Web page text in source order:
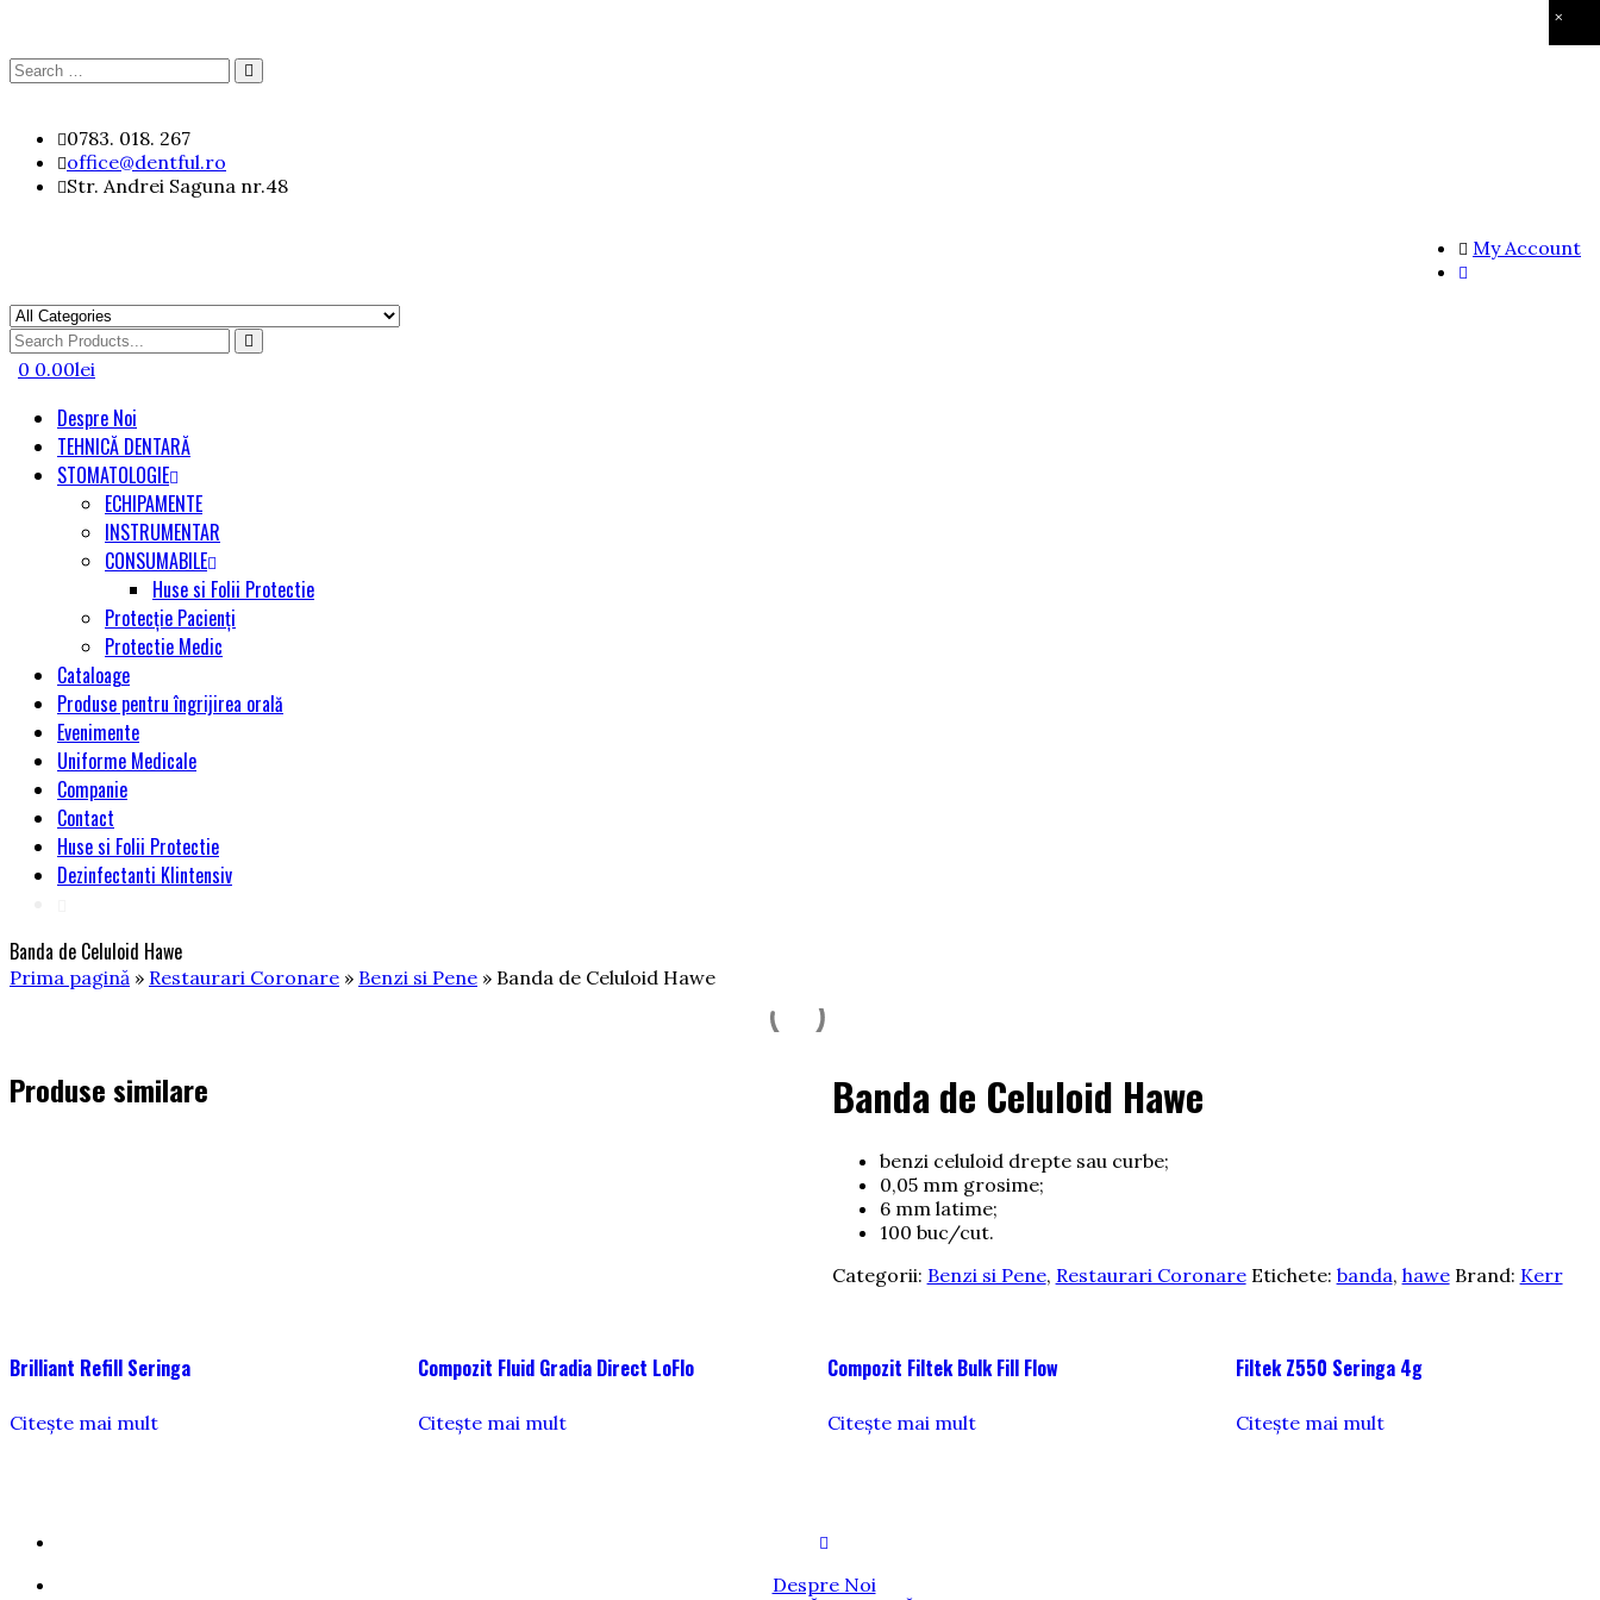
×
Search
content
0783. 018. 267
office@dentful.ro
Str. Andrei Saguna nr.48
My Account
Search
for
0 0.00lei
Despre Noi
TEHNICĂ DENTARĂ
STOMATOLOGIE
ECHIPAMENTE
INSTRUMENTAR
CONSUMABILE
Huse si Folii Protectie
Protecție Pacienți
Protectie Medic
Cataloage
Produse pentru îngrijirea orală
Evenimente
Uniforme Medicale
Companie
Contact
Huse si Folii Protectie
Dezinfectanti Klintensiv
Banda de Celuloid Hawe
Prima pagină » Restaurari Coronare » Benzi si Pene » Banda de Celuloid Hawe
Banda de Celuloid Hawe
benzi celuloid drepte sau curbe;
0,05 mm grosime;
6 mm latime;
100 buc/cut.
Categorii: Benzi si Pene, Restaurari Coronare Etichete: banda, hawe Brand: Kerr
Produse similare
Brilliant Refill Seringa
Citește mai mult
Compozit Fluid Gradia Direct LoFlo
Citește mai mult
Compozit Filtek Bulk Fill Flow
Citește mai mult
Filtek Z550 Seringa 4g
Citește mai mult
Despre Noi